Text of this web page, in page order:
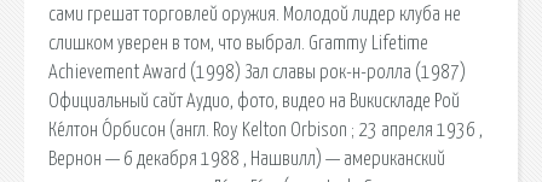
сами грешат торговлей оружия. Молодой лидер клуба не
слишком уверен в том, что выбрал. Grammy Lifetime
Achievement Award (1998) Зал славы рок-н-ролла (1987)
Официальный сайт Аудио, фото, видео на Викискладе Рой
Ке́лтон О́рбисон (англ. Roy Kelton Orbison ; 23 апреля 1936 ,
Вернон — 6 декабря 1988 , Нашвилл) — американский